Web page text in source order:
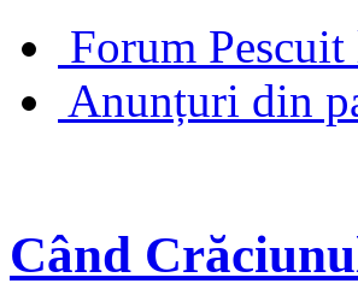
Forum Pescuit
Anunțuri din
Când